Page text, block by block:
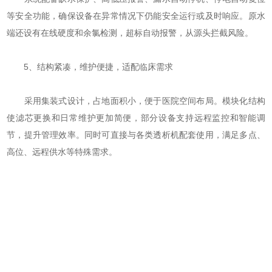
等安全功能，确保设备在异常情况下仍能安全运行或及时响应。原水
端还设有在线硬度和余氯检测，超标自动报警，从源头拦截风险。
‌5、结构紧凑，维护便捷，适配临床需求‌
采用集装式设计，占地面积小，便于医院空间布局。模块化结构
使滤芯更换和日常维护更加简便，部分设备支持远程监控和智能调
节，提升管理效率。同时可直接与各类透析机配套使用，满足多点、
高位、远程供水等特殊需求。